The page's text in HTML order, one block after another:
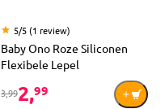
5/5 (1 review)
Baby Ono Roze Siliconen
Flexibele Lepel
3,992,99